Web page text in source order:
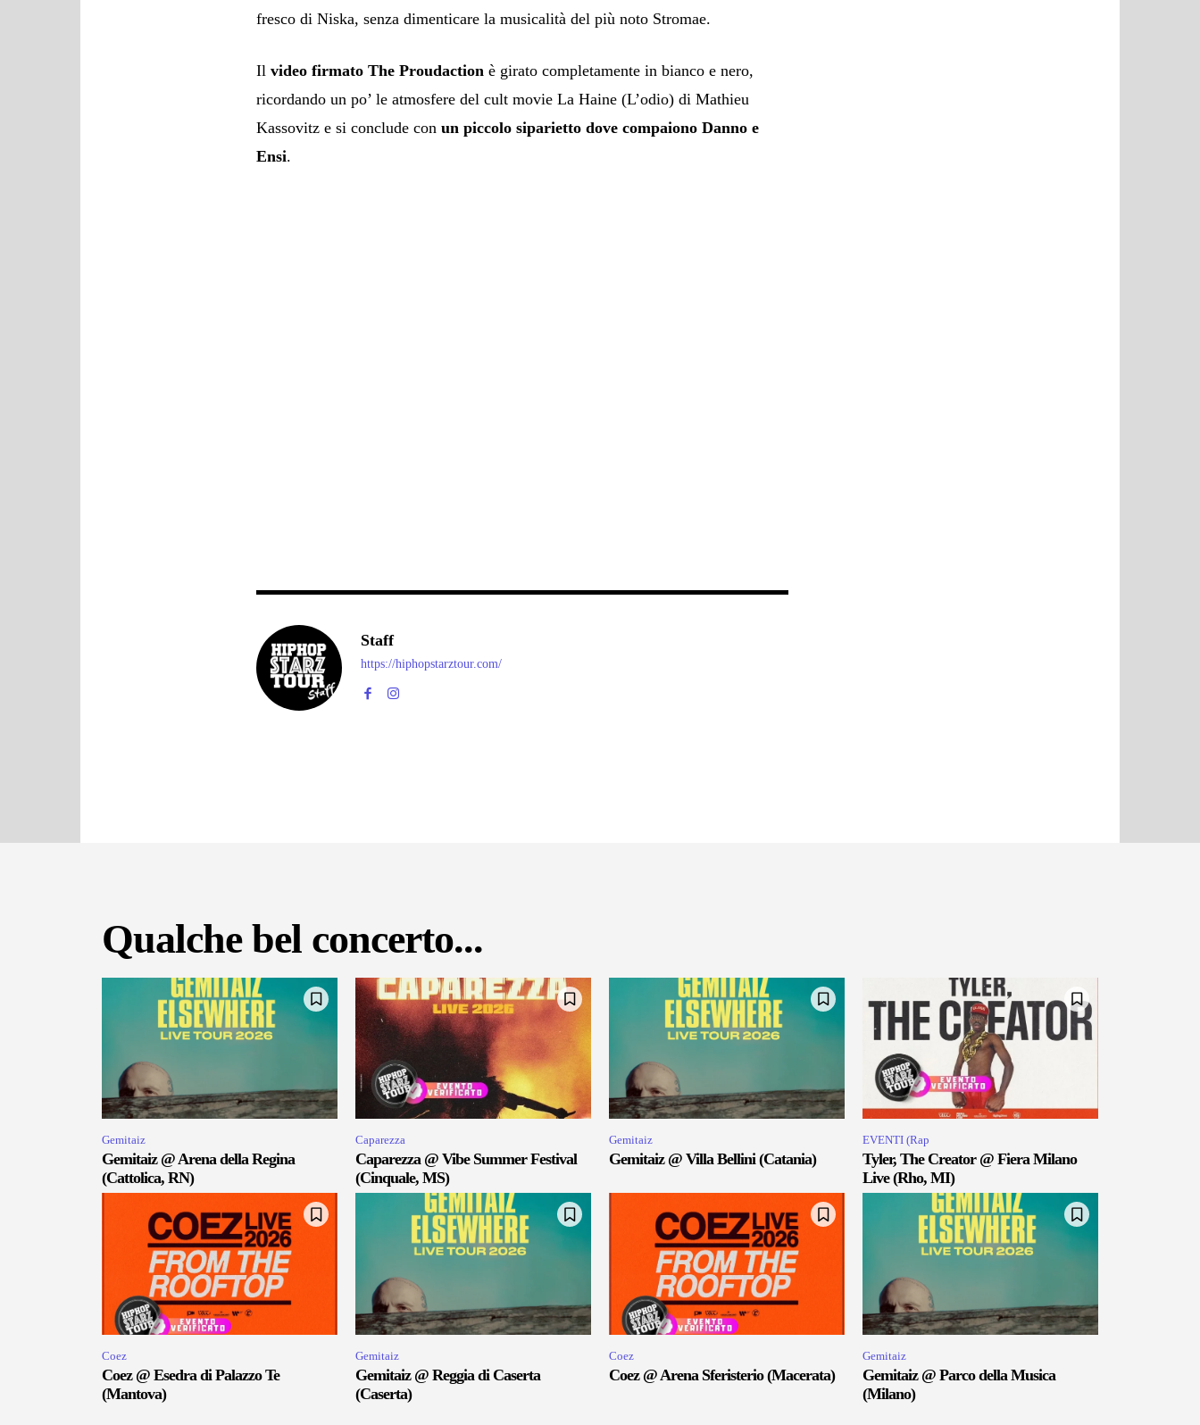
fresco di Niska, senza dimenticare la musicalità del più noto Stromae.
Ilvideo firmato The Proudaction è girato completamente in bianco e nero,
ricordando un po’ le atmosfere del cult movie La Haine (L’odio) di Mathieu
Kassovitz e si conclude conun piccolo siparietto dove compaiono Danno e
Ensi.
Staff
https://hiphopstarztour.com/
Qualche bel concerto...
Gemitaiz
Gemitaiz @ Arena della Regina
(Cattolica, RN)
Caparezza
Caparezza @ Vibe Summer Festival
(Cinquale, MS)
Gemitaiz
Gemitaiz @ Villa Bellini (Catania)
EVENTI (Rap
Tyler, The Creator @ Fiera Milano
Live (Rho, MI)
Coez
Coez @ Esedra di Palazzo Te
(Mantova)
Gemitaiz
Gemitaiz @ Reggia di Caserta
(Caserta)
Coez
Coez @ Arena Sferisterio (Macerata)
Gemitaiz
Gemitaiz @ Parco della Musica
(Milano)